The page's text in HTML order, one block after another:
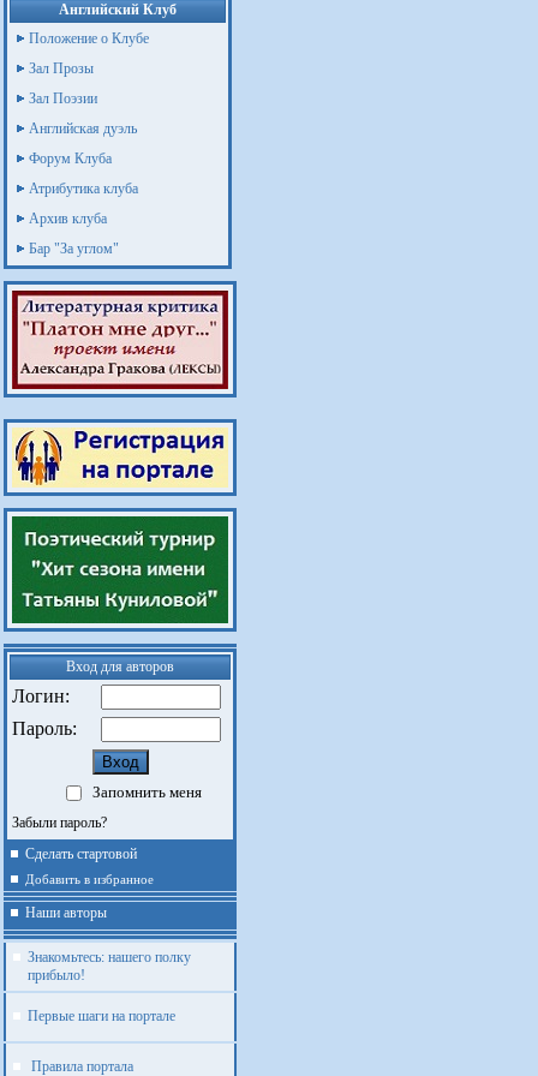
Английский Клуб
Положение о Клубе
Зал Прозы
Зал Поэзии
Английская дуэль
Форум Клуба
Атрибутика клуба
Архив клуба
Бар "За углом"
Вход для авторов
Логин:
Пароль:
Запомнить меня
Забыли пароль?
Сделать стартовой
Добавить в избранное
Наши авторы
Знакомьтесь: нашего полку
прибыло!
Первые шаги на портале
Правила портала